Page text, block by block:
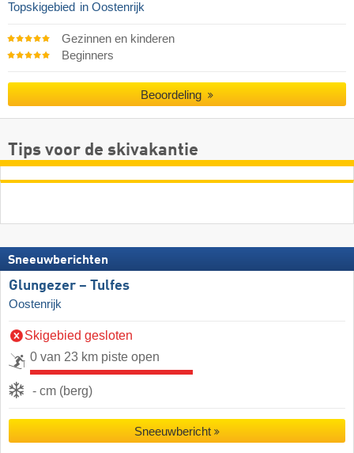
Topskigebied in Oostenrijk
Gezinnen en kinderen
Beginners
Beoordeling
Tips voor de skivakantie
Sneeuwberichten
Glungezer – Tulfes
Oostenrijk
Skigebied gesloten
0 van 23 km piste open
- cm (berg)
Sneeuwbericht